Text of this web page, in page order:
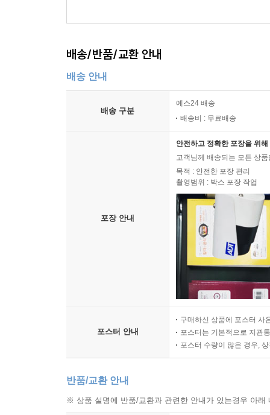
배송/반품/교환 안내
배송 안내
배송 구분
예스24 배송
배송비 : 무료배송
포장 안내
안전하고 정확한 포장을 위
고객님께 배송되는 모든 상
목적 : 안전한 포장 관리
촬영범위 : 박스 포장 작업
포스터 안내
구매하신 상품에 포스터 사
포스터는 기본적으로 지관
포스터 수량이 많은 경우,
반품/교환 안내
※ 상품 설명에 반품/교환과 관련한 안내가 있는경우 아